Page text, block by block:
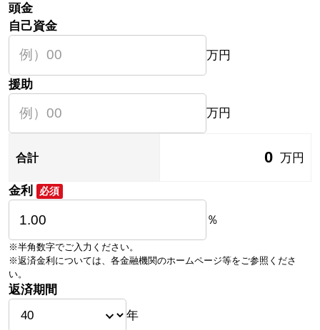
頭金
自己資金
万円
援助
万円
合計 0 万円
金利 必須
％
※半角数字でご入力ください。
※返済金利については、各金融機関のホームページ等をご参照くださ
い。
返済期間
年